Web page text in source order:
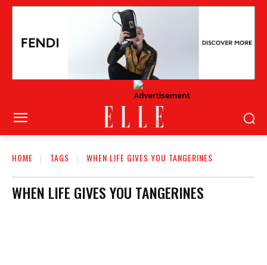
HOME TAGS WHEN LIFE GIVES YOU TANGERINES
WHEN LIFE GIVES YOU TANGERINES